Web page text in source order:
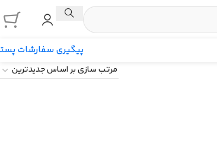
پیگیری سفارشات